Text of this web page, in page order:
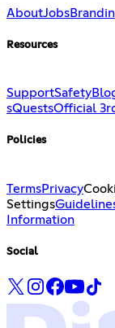
AboutJobs
Resources
SupportSafety
sQuestsOfficial
Policies
TermsPrivacy
Settings
Information
Social